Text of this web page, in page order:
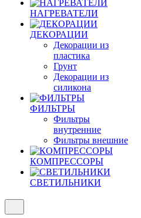
НАГРЕВАТЕЛИ
ДЕКОРАЦИИ
Декорации из
пластика
Грунт
Декорации из
силикона
ФИЛЬТРЫ
Фильтры
внутренние
Фильтры внешние
КОМПРЕССОРЫ
СВЕТИЛЬНИКИ